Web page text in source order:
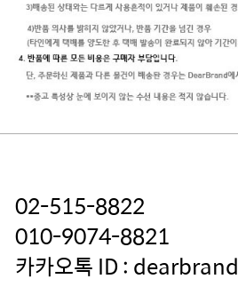
02-515-8822
010-9074-8821
카카오톡 ID : dearbrand